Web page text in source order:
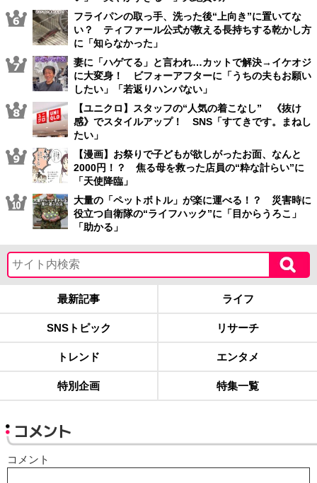
フライパンの取っ手、洗った後“上向き”に置いてな
い？ ティファール公式が教える長持ちする乾かし方
に「知らなかった」
妻に「ハゲてる」と言われ…カットで解決→イケオジ
に大変身！ ビフォーアフターに「うちの夫もお願い
したい」「若返りハンパない」
【ユニクロ】スタッフの“人気の着こなし” 《抜け
感》でスタイルアップ！ SNS「すてきです。まねし
たい」
【漫画】お祭りで子どもが欲しがったお面、なんと
2000円！？ 焦る母を救った店員の“粋な計らい”に
「天使降臨」
大量の「ペットボトル」が楽に運べる！？ 災害時に
役立つ自衛隊の“ライフハック”に「目からうろこ」
「助かる」
最新記事 ライフ
SNSトピック リサーチ
トレンド エンタメ
特別企画 特集一覧
コメント
コメント